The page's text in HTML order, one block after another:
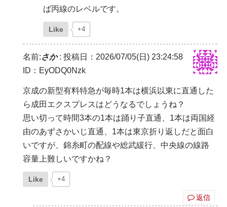
ば丙線のレベルです。
Like +4
名前:さか: 投稿日：2026/07/05(日) 23:24:58
ID：EyODQ0Nzk
京成の新型有料特急が毎時1本は横浜以東に直通した
ら成田エクスプレスはどうなるでしょうね？
思い切って時間3本の1本は踊り子直通、1本は両国経
由のあずさかいじ直通、1本は東京折り返しだと面白
いですが、錦糸町の配線や総武緩行、中央線の線路
容量上難しいですかね？
Like +4
返信